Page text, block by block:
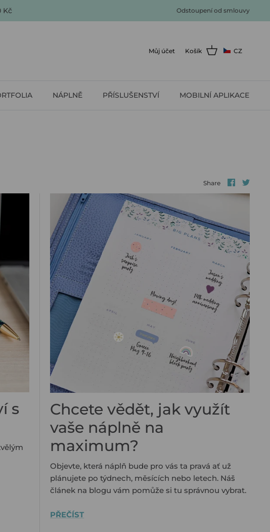
Kč Odstoupení od smlouvy
Můj účet Košík CZ
NÁPLNĚ PŘÍSLUŠENSTVÍ MOBILNÍ APLIKACE
Share Share
on
facebook
s
Chcete vědět, jak využít
vaše náplně na
maximum?
Objevte, která náplň bude pro vás ta pravá ať už
plánujete po týdnech, měsících nebo letech. Náš
článek na blogu vám pomůže si tu správnou vybrat.
PŘEČÍST